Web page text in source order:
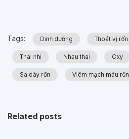
Tags: Dinh dưỡng Thoát vị rốn
Thai nhi Nhau thai Oxy
Sa dây rốn Viêm mạch máu rốn
Related posts